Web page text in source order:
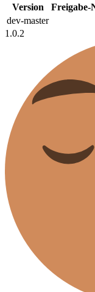
Version
Freigabe-
dev-master
1.0.2